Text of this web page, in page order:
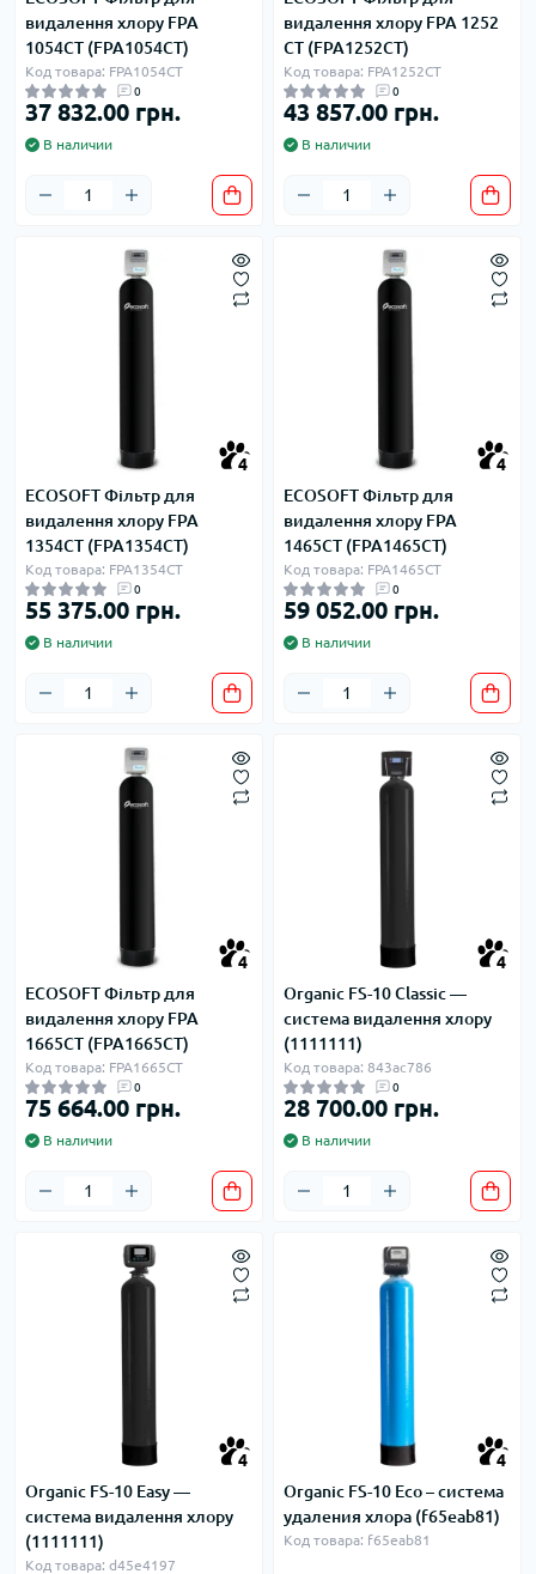
видалення хлору FPA
1054CT (FPA1054CT)
Код товара: FPA1054CT
0
37 832.00 грн.
В наличии
видалення хлору FPA 1252
CT (FPA1252CT)
Код товара: FPA1252CT
0
43 857.00 грн.
В наличии
4
ECOSOFT Фільтр для
видалення хлору FPA
1354CT (FPA1354CT)
Код товара: FPA1354CT
0
55 375.00 грн.
В наличии
4
ECOSOFT Фільтр для
видалення хлору FPA
1465CT (FPA1465CT)
Код товара: FPA1465CT
0
59 052.00 грн.
В наличии
4
ECOSOFT Фільтр для
видалення хлору FPA
1665CT (FPA1665CT)
Код товара: FPA1665CT
0
75 664.00 грн.
В наличии
4
Organic FS-10 Classic —
система видалення хлору
(1111111)
Код товара: 843ac786
0
28 700.00 грн.
В наличии
4
Organic FS-10 Easy —
система видалення хлору
(1111111)
Код товара: d45e4197
4
Organic FS-10 Eco – система
удаления хлора (f65eab81)
Код товара: f65eab81